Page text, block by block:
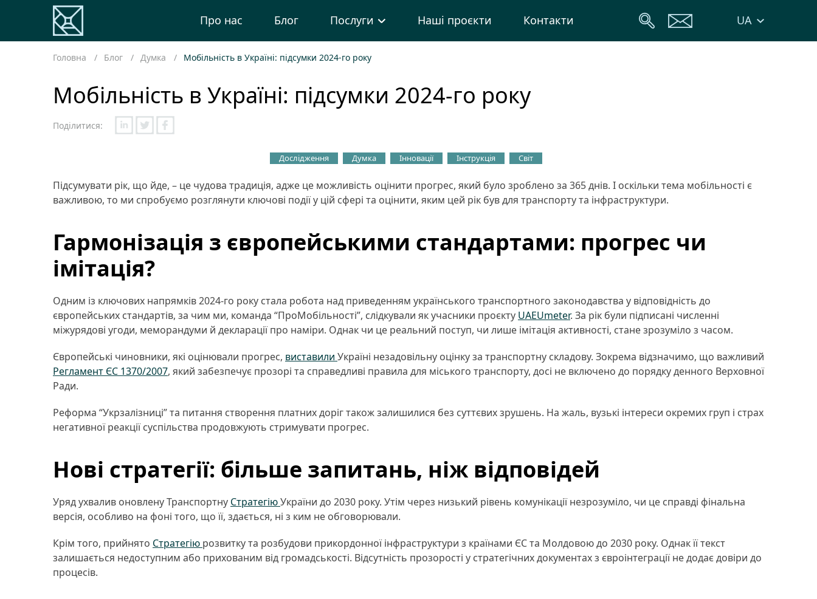
Про нас Блог Послуги Наші проєкти Контакти UA
Головна Блог Думка Мобільність в Україні: підсумки 2024-го року
Мобільність в Україні: підсумки 2024-го року
Поділитися:
Дослідження Думка Інновації Інструкція Світ
Підсумувати рік, що йде, – це чудова традиція, адже це можливість оцінити прогрес, який було зроблено за 365 днів. І оскільки тема мобільності є
важливою, то ми спробуємо розглянути ключові події у цій сфері та оцінити, яким цей рік був для транспорту та інфраструктури.
Гармонізація з європейськими стандартами: прогрес чи
імітація?
Одним із ключових напрямків 2024-го року стала робота над приведенням українського транспортного законодавства у відповідність до
європейських стандартів, за чим ми, команда “ПроМобільності”, слідкували як учасники проєкту UAEUmeter. За рік були підписані численні
міжурядові угоди, меморандуми й декларації про наміри. Однак чи це реальний поступ, чи лише імітація активності, стане зрозуміло з часом.
Європейські чиновники, які оцінювали прогрес, виставили Україні незадовільну оцінку за транспортну складову. Зокрема відзначимо, що важливий
Регламент ЄС 1370/2007, який забезпечує прозорі та справедливі правила для міського транспорту, досі не включено до порядку денного Верховної
Ради.
Реформа “Укрзалізниці” та питання створення платних доріг також залишилися без суттєвих зрушень. На жаль, вузькі інтереси окремих груп і страх
негативної реакції суспільства продовжують стримувати прогрес.
Нові стратегії: більше запитань, ніж відповідей
Уряд ухвалив оновлену Транспортну СтратегіюУкраїни до 2030 року. Утім через низький рівень комунікації незрозуміло, чи це справді фінальна
версія, особливо на фоні того, що її, здається, ні з ким не обговорювали.
Крім того, прийнято Стратегію розвитку та розбудови прикордонної інфраструктури з країнами ЄС та Молдовою до 2030 року. Однак її текст
залишається недоступним або прихованим від громадськості. Відсутність прозорості у стратегічних документах з євроінтеграції не додає довіри до
процесів.